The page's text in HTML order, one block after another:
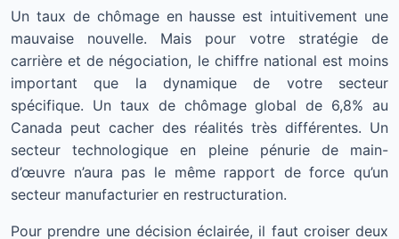
Un taux de chômage en hausse est intuitivement une
mauvaise nouvelle. Mais pour votre stratégie de
carrière et de négociation, le chiffre national est moins
important que la dynamique de votre secteur
spécifique. Un taux de chômage global de 6,8% au
Canada peut cacher des réalités très différentes. Un
secteur technologique en pleine pénurie de main-
d’œuvre n’aura pas le même rapport de force qu’un
secteur manufacturier en restructuration.
Pour prendre une décision éclairée, il faut croiser deux